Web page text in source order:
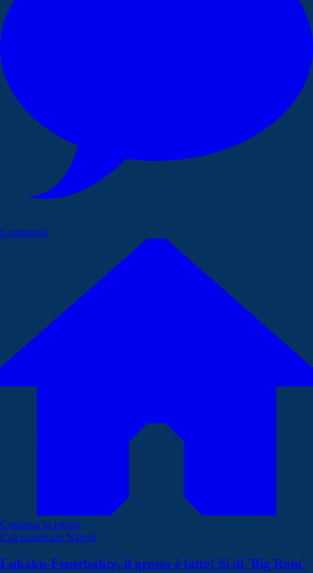
Commenta
Continua la lettura
Calciomercato Napoli
Lukaku-Fenerbahce, il grosso è fatto! Sì di 'Big Rom'